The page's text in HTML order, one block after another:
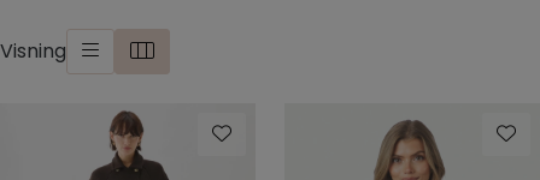
Visning
Tilbehør